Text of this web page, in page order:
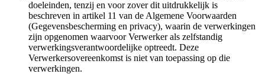
doeleinden, tenzij en voor zover dit uitdrukkelijk is
beschreven in artikel 11 van de Algemene Voorwaarden
(Gegevensbescherming en privacy), waarin de verwerkingen
zijn opgenomen waarvoor Verwerker als zelfstandig
verwerkingsverantwoordelijke optreedt. Deze
Verwerkersovereenkomst is niet van toepassing op die
verwerkingen.